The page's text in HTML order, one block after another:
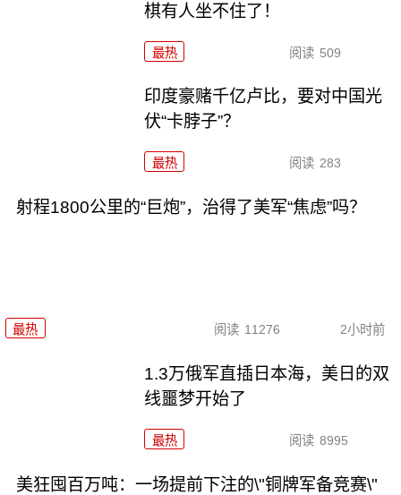
棋有人坐不住了！
最热 阅读 509
印度豪赌千亿卢比，要对中国光
伏“卡脖子”？
最热 阅读 283
射程1800公里的“巨炮”，治得了美军“焦虑”吗？
最热 阅读 11276 2小时前
1.3万俄军直插日本海，美日的双
线噩梦开始了
最热 阅读 8995
美狂囤百万吨：一场提前下注的\"铜牌军备竞赛\"